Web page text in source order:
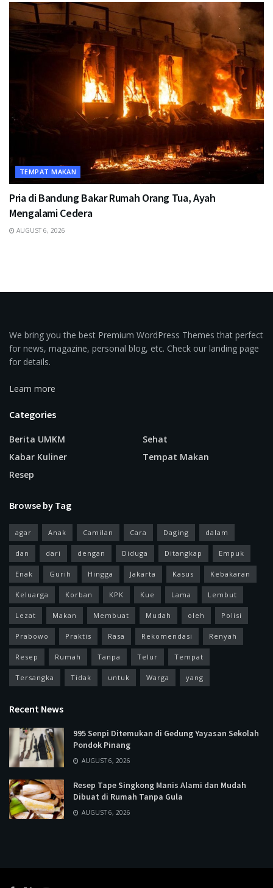
TEMPAT MAKAN
Pria di Bandung Bakar Rumah Orang Tua, Ayah
Mengalami Cedera
AUGUST 6, 2026
We bring you the best Premium WordPress Themes that perfect
for news, magazine, personal blog, etc. Check our landing page
for details.
Learn more
Categories
Berita UMKM
Kabar Kuliner
Resep
Sehat
Tempat Makan
Browse by Tag
agar Anak Camilan Cara Daging dalam
dan dari dengan Diduga Ditangkap Empuk
Enak Gurih Hingga Jakarta Kasus Kebakaran
Keluarga Korban KPK Kue Lama Lembut
Lezat Makan Membuat Mudah oleh Polisi
Prabowo Praktis Rasa Rekomendasi Renyah
Resep Rumah Tanpa Telur Tempat
Tersangka Tidak untuk Warga yang
Recent News
995 Senpi Ditemukan di Gedung Yayasan Sekolah
Pondok Pinang
AUGUST 6, 2026
Resep Tape Singkong Manis Alami dan Mudah
Dibuat di Rumah Tanpa Gula
AUGUST 6, 2026